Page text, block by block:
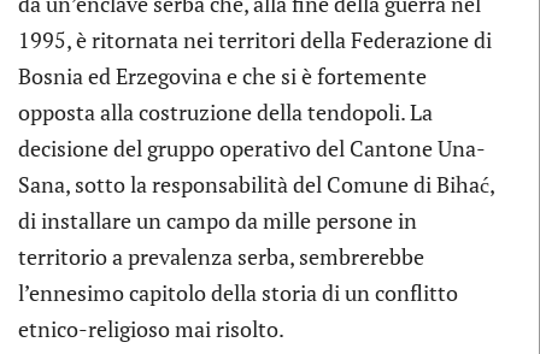
1995, è ritornata nei territori della Federazione di
Bosnia ed Erzegovina e che si è fortemente
opposta alla costruzione della tendopoli. La
decisione del gruppo operativo del Cantone Una-
Sana, sotto la responsabilità del Comune di Bihać,
di installare un campo da mille persone in
territorio a prevalenza serba, sembrerebbe
l’ennesimo capitolo della storia di un conflitto
etnico-religioso mai risolto.